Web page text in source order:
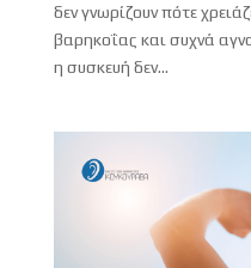
δεν γνωρίζουν πότε
βαρηκοΐας και συχνά
η συσκευή δεν...